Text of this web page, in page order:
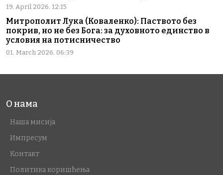
19. April 2026. 12:15
Митрополит Лука (Коваленко): Паството без
покрив, но не без Бога: за духовното единство в
условия на потисничество
01. March 2026. 06:39
О нама
Наша мисија
Импресум
Контакт
Политика коришћења